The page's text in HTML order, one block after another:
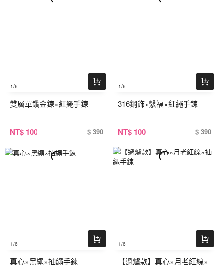
1/6
雙層單鑽金鍊×紅繩手鍊
NT$ 100 $ 390
1/6
316鋼飾×繫福×紅繩手鍊
NT$ 100 $ 390
1/6
真心×黑繩×抽繩手鍊
1/6
【過爐款】真心×月老紅線×